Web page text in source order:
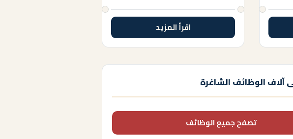
اقرأ المزيد
آلاف الوظائف الشاغرة
تصفح جميع الوظائف